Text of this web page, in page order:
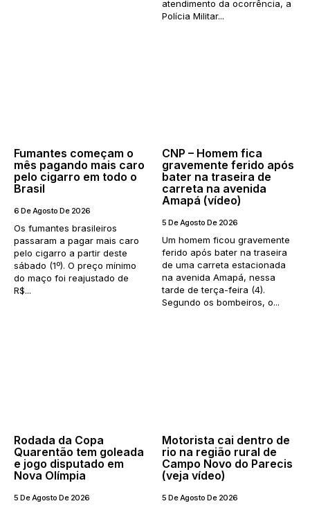
atendimento da ocorrência, a
Polícia Militar...
Fumantes começam o
mês pagando mais caro
pelo cigarro em todo o
Brasil
6 De Agosto De 2026
Os fumantes brasileiros
passaram a pagar mais caro
pelo cigarro a partir deste
sábado (1º). O preço mínimo
do maço foi reajustado de
R$...
CNP – Homem fica
gravemente ferido após
bater na traseira de
carreta na avenida
Amapá (vídeo)
5 De Agosto De 2026
Um homem ficou gravemente
ferido após bater na traseira
de uma carreta estacionada
na avenida Amapá, nessa
tarde de terça-feira (4).
Segundo os bombeiros, o...
Rodada da Copa
Quarentão tem goleada
e jogo disputado em
Nova Olímpia
5 De Agosto De 2026
Motorista cai dentro de
rio na região rural de
Campo Novo do Parecis
(veja vídeo)
5 De Agosto De 2026